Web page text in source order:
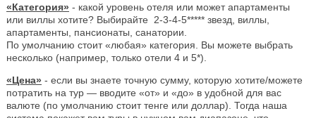
«Категория» - какой уровень отеля или может апартаменты
или виллы хотите? Выбирайте 2-3-4-5***** звезд, виллы,
апартаменты, пансионаты, санатории.
По умолчанию стоит «любая» категория. Вы можете выбрать
несколько (например, только отели 4 и 5*).
«Цена» - если вы знаете точную сумму, которую хотите/можете
потратить на тур — вводите «от» и «до» в удобной для вас
валюте (по умолчанию стоит тенге или доллар). Тогда наша